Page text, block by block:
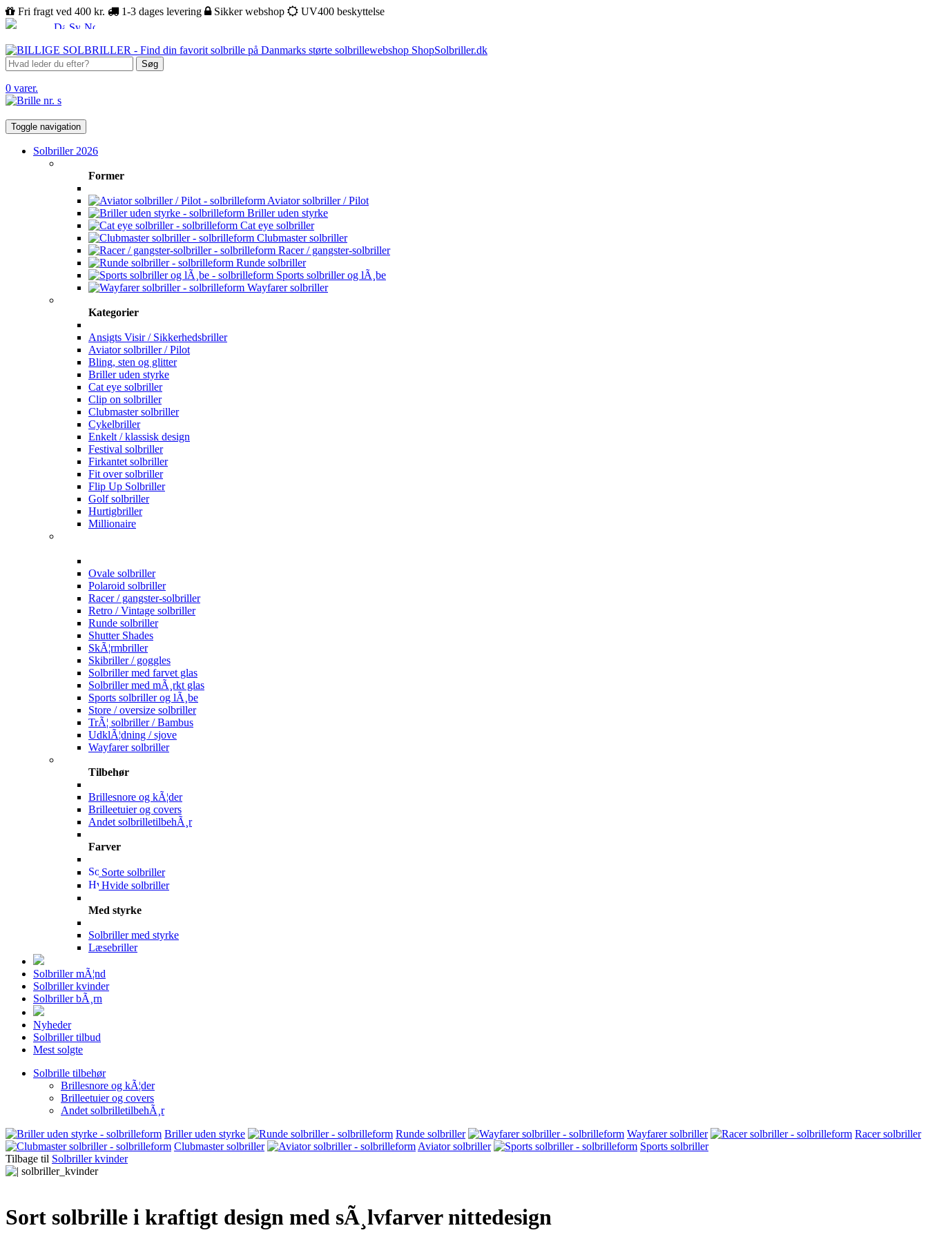
Fri fragt ved 400 kr. 1-3 dages levering Sikker webshop UV400 beskyttelse
Søg
0 varer.
Toggle navigation
Solbriller 2026
Former
Aviator solbriller / Pilot
Briller uden styrke
Cat eye solbriller
Clubmaster solbriller
Racer / gangster-solbriller
Runde solbriller
Sports solbriller og lÃ¸be
Wayfarer solbriller
Kategorier
Ansigts Visir / Sikkerhedsbriller
Aviator solbriller / Pilot
Bling, sten og glitter
Briller uden styrke
Cat eye solbriller
Clip on solbriller
Clubmaster solbriller
Cykelbriller
Enkelt / klassisk design
Festival solbriller
Firkantet solbriller
Fit over solbriller
Flip Up Solbriller
Golf solbriller
Hurtigbriller
Millionaire
Ovale solbriller
Polaroid solbriller
Racer / gangster-solbriller
Retro / Vintage solbriller
Runde solbriller
Shutter Shades
SkÃ¦rmbriller
Skibriller / goggles
Solbriller med farvet glas
Solbriller med mÃ¸rkt glas
Sports solbriller og lÃ¸be
Store / oversize solbriller
TrÃ¦ solbriller / Bambus
UdklÃ¦dning / sjove
Wayfarer solbriller
Tilbehør
Brillesnore og kÃ¦der
Brilleetuier og covers
Andet solbrilletilbehÃ¸r
Farver
Sorte solbriller
Hvide solbriller
Med styrke
Solbriller med styrke
Læsebriller
Solbriller mÃ¦nd
Solbriller kvinder
Solbriller bÃ¸rn
Nyheder
Solbriller tilbud
Mest solgte
Solbrille tilbehør
Brillesnore og kÃ¦der
Brilleetuier og covers
Andet solbrilletilbehÃ¸r
Briller uden styrke
Runde solbriller Wayfarer solbriller
Racer solbriller
Clubmaster solbriller
Aviator solbriller
Sports solbriller
Tilbage til Solbriller kvinder
Sort solbrille i kraftigt design med sÃ¸lvfarver nittedesign